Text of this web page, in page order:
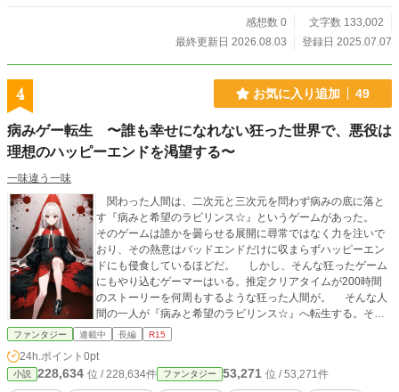
感想数 0
文字数 133,002
最終更新日 2026.08.03
登録日 2025.07.07
4 お気に入り追加 49
病みゲー転生 〜誰も幸せになれない狂った世界で、悪役は
理想のハッピーエンドを渇望する〜
一味違う一味
関わった人間は、二次元と三次元を問わず病みの底に落と
す『病みと希望のラビリンス☆』というゲームがあった。
そのゲームは誰かを曇らせる展開に尋常ではなく力を注いで
おり、その熱意はバッドエンドだけに収まらずハッピーエン
ドにも侵食しているほどだ。 しかし、そんな狂ったゲーム
にもやり込むゲーマーはいる。推定クリアタイムが200時間
のストーリーを何周もするような狂った人間が。 そんな人
間の一人が『病みと希望のラビリンス☆』へ転生する。それ
も、彼にとって最高の形で。 故に彼は突き進む。 ゲーム
ヨムでも公開中です！
ファンタジー 連載中 長編 R15
24h.ポイント 0pt
小説 228,634 位 / 228,634件 ファンタジー 53,271 位 / 53,271件